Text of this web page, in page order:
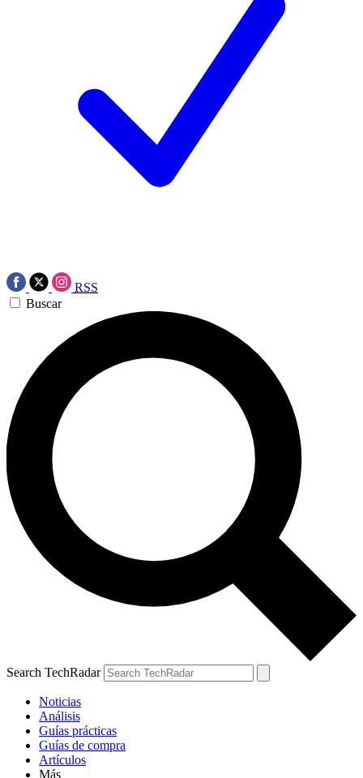
RSS
Buscar
Search TechRadar
Noticias
Análisis
Guías prácticas
Guías de compra
Artículos
Más